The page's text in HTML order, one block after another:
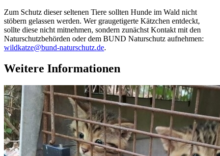
Zum Schutz dieser seltenen Tiere sollten Hunde im Wald nicht
stöbern gelassen werden. Wer graugetigerte Kätzchen entdeckt,
sollte diese nicht mitnehmen, sondern zunächst Kontakt mit den
Naturschutzbehörden oder dem BUND Naturschutz aufnehmen:
wildkatze@bund-naturschutz.de.
Weitere Informationen